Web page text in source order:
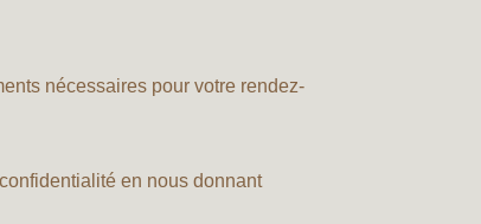
nécessaires pour votre rendez-
en nous donnant